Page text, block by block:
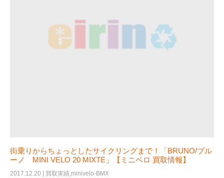
街乗りからちょっとしたサイクリングまで！「BRUNO/ブル
ーノ MINI VELO 20 MIXTE」【ミニベロ 買取情報】
2017.12.20 | 買取実績,minivelo-BMX